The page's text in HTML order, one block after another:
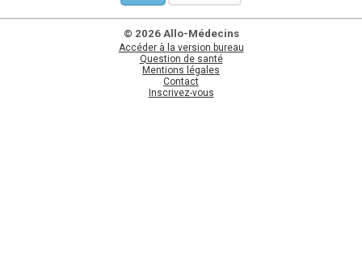
© 2026 Allo-Médecins
Accéder à la version bureau
Question de santé
Mentions légales
Contact
Inscrivez-vous